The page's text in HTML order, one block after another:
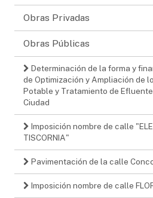
Obras Privadas
Obras Públicas
Determinación de la forma y
de Optimización y Ampliación de
Potable y Tratamiento de
Ciudad
Imposición nombre de calle
TISCORNIA"
Pavimentación de la calle
Imposición nombre de calle